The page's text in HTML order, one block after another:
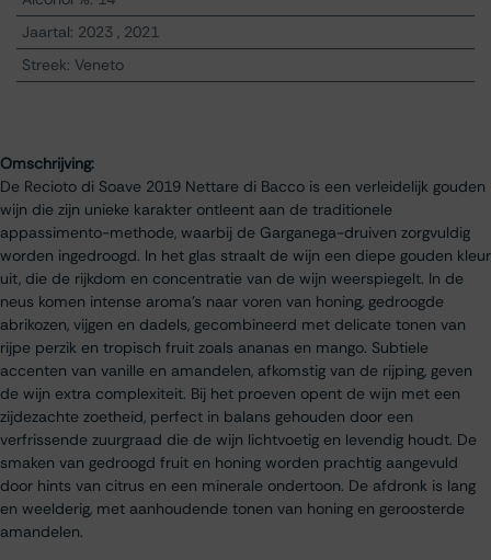
Jaartal: 2023, 2021
Streek: Veneto
Omschrijving:
De Recioto di Soave 2019 Nettare di Bacco is een verleidelijk gouden
wijn die zijn unieke karakter ontleent aan de traditionele
appassimento-methode, waarbij de Garganega-druiven zorgvuldig
worden ingedroogd. In het glas straalt de wijn een diepe gouden kleur
uit, die de rijkdom en concentratie van de wijn weerspiegelt. In de
neus komen intense aroma’s naar voren van honing, gedroogde
abrikozen, vijgen en dadels, gecombineerd met delicate tonen van
rijpe perzik en tropisch fruit zoals ananas en mango. Subtiele
accenten van vanille en amandelen, afkomstig van de rijping, geven
de wijn extra complexiteit. Bij het proeven opent de wijn met een
zijdezachte zoetheid, perfect in balans gehouden door een
verfrissende zuurgraad die de wijn lichtvoetig en levendig houdt. De
smaken van gedroogd fruit en honing worden prachtig aangevuld
door hints van citrus en een minerale ondertoon. De afdronk is lang
en weelderig, met aanhoudende tonen van honing en geroosterde
amandelen.